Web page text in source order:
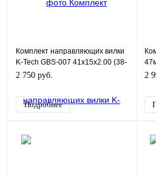
Комплект направляющих вилки
K-Tech GBS-007 41x15x2.00 (38-
6090)
2 750 руб.
Подробнее
2